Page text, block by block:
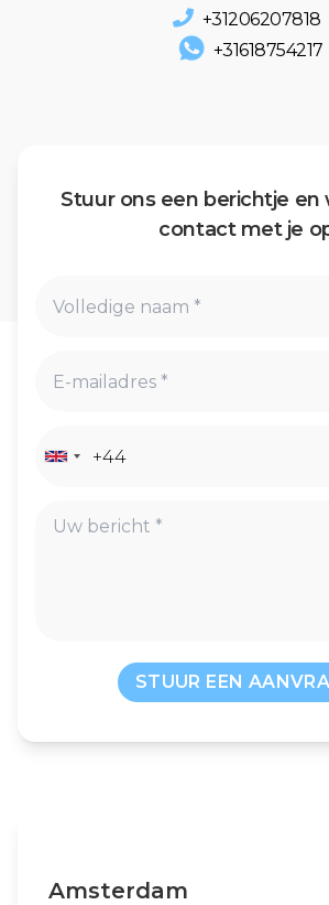
+31206207818
+31618754217
Stuur ons een berichtje en
contact met je
STUUR EEN
Amsterdam